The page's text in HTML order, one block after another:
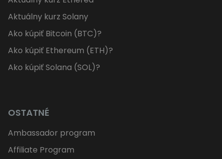
Aktuálny kurz Solany
Ako kúpiť Bitcoin (BTC)?
Ako kúpiť Ethereum (ETH)?
Ako kúpiť Solana (SOL)?
OSTATNÉ
Ambassador program
Affiliate Program